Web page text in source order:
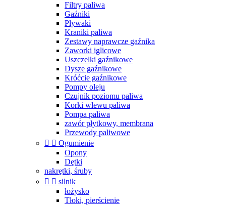
Filtry paliwa
Gaźniki
Pływaki
Kraniki paliwa
Zestawy naprawcze gaźnika
Zaworki iglicowe
Uszczelki gaźnikowe
Dysze gaźnikowe
Króćcie gaźnikowe
Pompy oleju
Czujnik poziomu paliwa
Korki wlewu paliwa
Pompa paliwa
zawór płytkowy, membrana
Przewody paliwowe
  Ogumienie
Opony
Dętki
nakrętki, śruby
  silnik
łożysko
Tłoki, pierścienie